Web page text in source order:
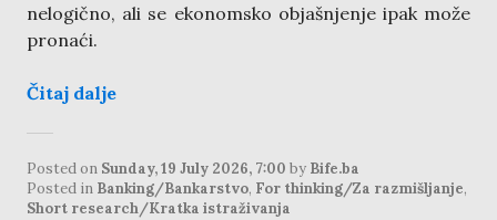
nelogično, ali se ekonomsko objašnjenje ipak može
pronaći.
Čitaj dalje
Posted on Sunday, 19 July 2026, 7:00 by Bife.ba
Posted in Banking/Bankarstvo, For thinking/Za razmišljanje,
Short research/Kratka istraživanja